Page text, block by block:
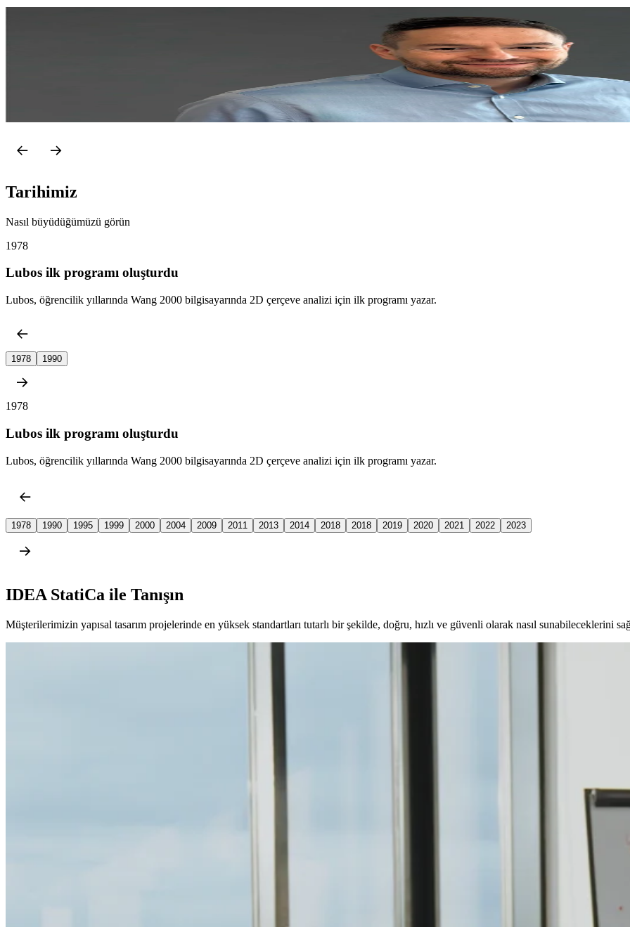
Juraj, Prag Ekonomi Üniversitesi, Harvard Üniversitesi ve Singapur Yönetim Üniversitesi olmak üzere üç kıtadan akademik geçmişe sahip
pazarlama görevlerinin ardından 2023 yılında CEO oldu. Juraj, 2020 yılında Çek Cumhuriyeti'nde EY Yılın Teknoloji Girişimcisi ödülünü
Tarihimiz
Nasıl büyüdüğümüzü görün
1978
Lubos ilk programı oluşturdu
Lubos, öğrencilik yıllarında Wang 2000 bilgisayarında 2D çerçeve analizi için ilk programı yazar.
1978 1990
1978
Lubos ilk programı oluşturdu
Lubos, öğrencilik yıllarında Wang 2000 bilgisayarında 2D çerçeve analizi için ilk programı yazar.
1978 1990 1995 1999 2000 2004 2009 2011 2013 2014 2018 2018 2019 2020 2021 2022 2023
IDEA StatiCa ile Tanışın
Müşterilerimizin yapısal tasarım projelerinde en yüksek standartları tutarlı bir şekilde, doğru, hızlı ve güvenli olarak nasıl sunabileceklerini